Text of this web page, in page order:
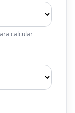
calcular